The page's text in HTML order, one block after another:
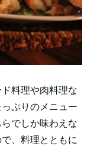
料理や肉料理な
ぷりのメニュー
でしか味わえな
、料理とともに